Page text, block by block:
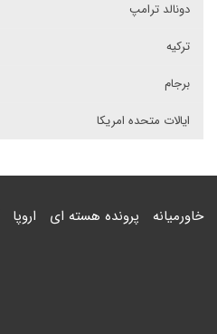
دونالد ترامپ
ترکیه
برجام
ایالات متحده امریکا
خاورمیانه پرونده هسته ای اروپا